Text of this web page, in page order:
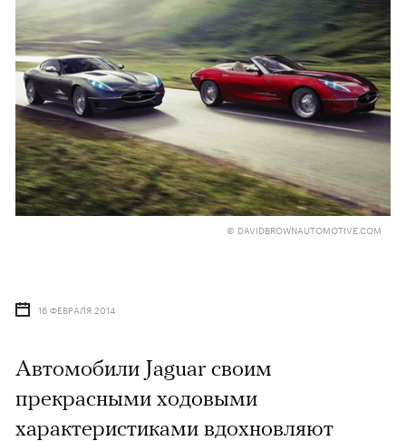
© DAVIDBROWNAUTOMOTIVE.COM
16 ФЕВРАЛЯ 2014
Автомобили Jaguar своим
прекрасными ходовыми
характеристиками вдохновляют